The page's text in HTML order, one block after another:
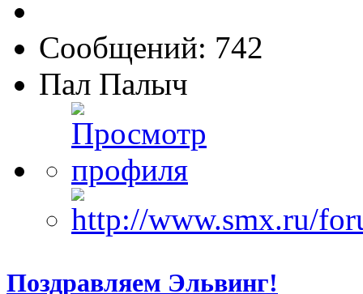
Сообщений: 742
Пал Палыч
Поздравляем Эльвинг!